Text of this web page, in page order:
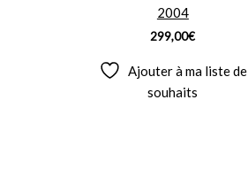
2004
299,00€
Ajouter à ma liste de
souhaits